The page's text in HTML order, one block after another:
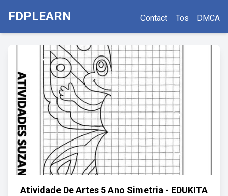
FDPLEARN Contact Tos DMCA
Atividade De Artes 5 Ano Simetria - EDUKITA